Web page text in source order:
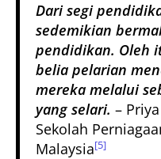
Dari segi
sedemikian
pendidikan. Oleh
belia pelarian
mereka melalui
yang selari. –
Sekolah
Malaysia[5]